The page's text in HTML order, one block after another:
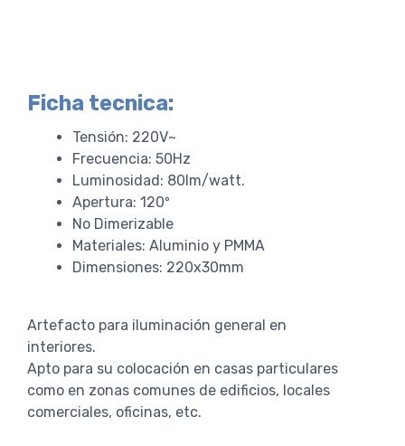
Ficha tecnica:
Tensión: 220V~
Frecuencia: 50Hz
Luminosidad: 80lm/watt.
Apertura: 120º
No Dimerizable
Materiales: Aluminio y PMMA
Dimensiones: 220x30mm
Artefacto para iluminación general en
interiores.
Apto para su colocación en casas particulares
como en zonas comunes de edificios, locales
comerciales, oficinas, etc.